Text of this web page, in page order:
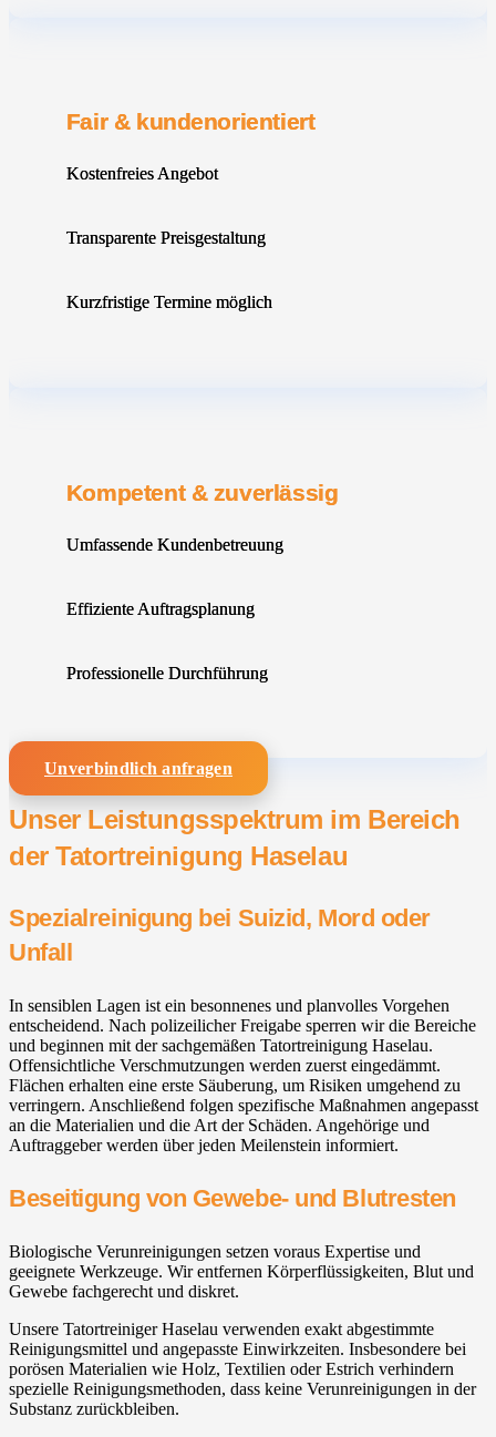
Fair & kundenorientiert
Kostenfreies Angebot
Transparente Preisgestaltung
Kurzfristige Termine möglich
Kompetent & zuverlässig
Umfassende Kundenbetreuung
Effiziente Auftragsplanung
Professionelle Durchführung
Unverbindlich anfragen
Unser Leistungsspektrum im Bereich
der Tatortreinigung Haselau
Spezialreinigung bei Suizid, Mord oder
Unfall
In sensiblen Lagen ist ein besonnenes und planvolles Vorgehen
entscheidend. Nach polizeilicher Freigabe sperren wir die Bereiche
und beginnen mit der sachgemäßen Tatortreinigung Haselau.
Offensichtliche Verschmutzungen werden zuerst eingedämmt.
Flächen erhalten eine erste Säuberung, um Risiken umgehend zu
verringern. Anschließend folgen spezifische Maßnahmen angepasst
an die Materialien und die Art der Schäden. Angehörige und
Auftraggeber werden über jeden Meilenstein informiert.
Beseitigung von Gewebe- und Blutresten
Biologische Verunreinigungen setzen voraus Expertise und
geeignete Werkzeuge. Wir entfernen Körperflüssigkeiten, Blut und
Gewebe fachgerecht und diskret.
Unsere Tatortreiniger Haselau verwenden exakt abgestimmte
Reinigungsmittel und angepasste Einwirkzeiten. Insbesondere bei
porösen Materialien wie Holz, Textilien oder Estrich verhindern
spezielle Reinigungsmethoden, dass keine Verunreinigungen in der
Substanz zurückbleiben.